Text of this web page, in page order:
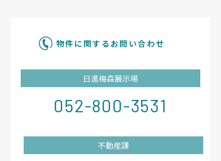
物件に関するお問い合わせ
日進梅森展示場
052-800-3531
不動産課